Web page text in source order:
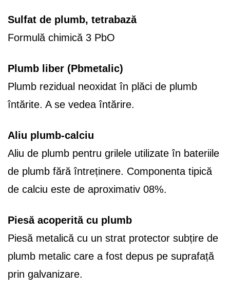
Sulfat de plumb, tetrabază
Formulă chimică 3 PbO
Plumb liber (Pbmetalic)
Plumb rezidual neoxidat în plăci de plumb
întărite. A se vedea întărire.
Aliu plumb-calciu
Aliu de plumb pentru grilele utilizate în bateriile
de plumb fără întreținere. Componenta tipică
de calciu este de aproximativ 08%.
Piesă acoperită cu plumb
Piesă metalică cu un strat protector subțire de
plumb metalic care a fost depus pe suprafață
prin galvanizare.